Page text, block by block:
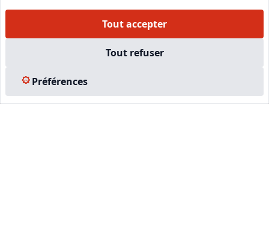
Tout accepter
Tout refuser
Préférences
Facebook
Accueil
Nous rejoindre